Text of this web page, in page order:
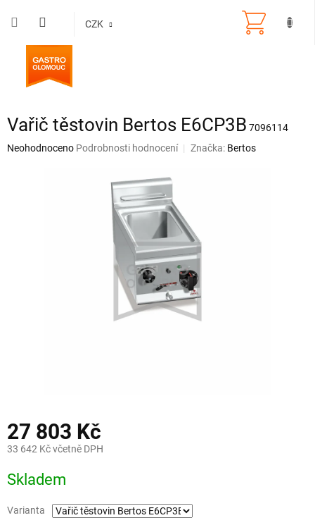
CZK
Vařič těstovin Bertos E6CP3B 7096114
Průměrné
Neohodnoceno Podrobnosti hodnocení Značka: Bertos
27 803 Kč
33 642 Kč včetně DPH
cena:
Skladem
Varianta